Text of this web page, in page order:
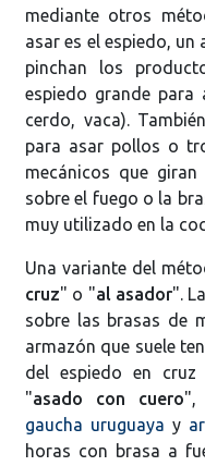
mediante otros
asar es el espiedo,
pinchan los
espiedo grande para
cerdo, vaca).
para asar pollos o
mecánicos que
sobre el fuego o la
muy utilizado en la
Una variante del
cruz" o "al asador".
sobre las brasas de
armazón que suele
del espiedo en
"asado con cuero",
gaucha uruguaya y
horas con brasa a